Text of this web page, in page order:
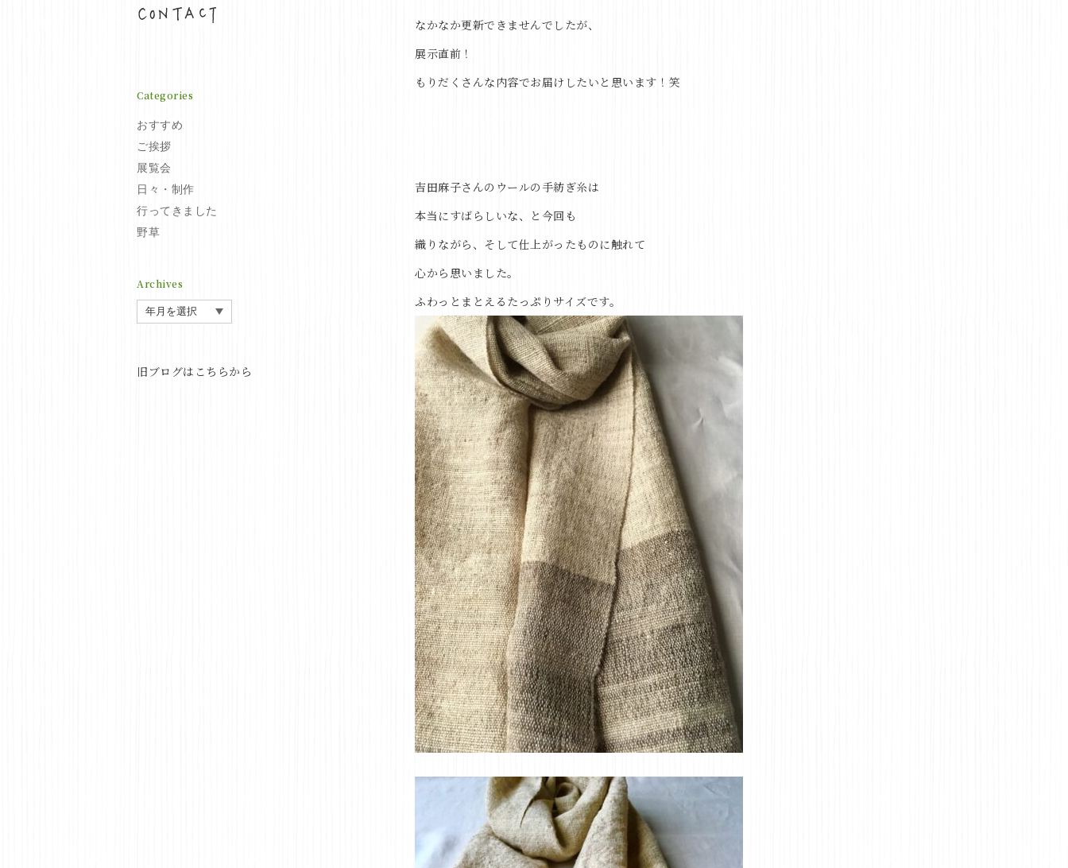
Categories
おすすめ
ご挨拶
展覧会
日々・制作
行ってきました
野草
Archives
旧ブログはこちらから
なかなか更新できませんでしたが、
展示直前！
もりだくさんな内容でお届けしたいと思います！笑
吉田麻子さんのウールの手紡ぎ糸は
本当にすばらしいな、と今回も
織りながら、そして仕上がったものに触れて
心から思いました。
ふわっとまとえるたっぷりサイズです。